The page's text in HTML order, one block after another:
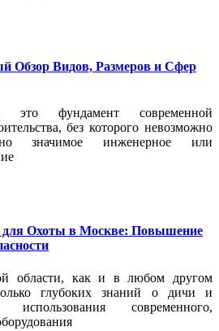
Обзор Видов, Размеров и Сфер
это фундамент современной
без которого невозможно
значимое инженерное или
для Охоты в Москве: Повышение
области, как и в любом другом
глубоких знаний о дичи и
современного,